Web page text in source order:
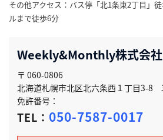
その他アクセス：バス停「北1条東2丁目」
ルまで徒歩6分
Weekly&Monthly株式会社
〒 060-0806
北海道札幌市北区北六条西１丁目3-8
免許番号：
TEL： 050-7587-0017